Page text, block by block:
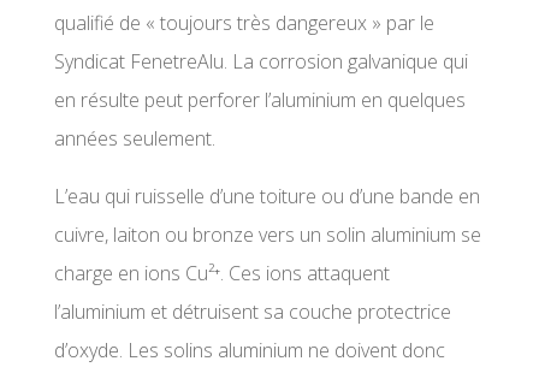
qualifié de « toujours très dangereux » par le
Syndicat FenetreAlu. La corrosion galvanique qui
en résulte peut perforer l’aluminium en quelques
années seulement.
L’eau qui ruisselle d’une toiture ou d’une bande en
cuivre, laiton ou bronze vers un solin aluminium se
charge en ions Cu²⁺. Ces ions attaquent
l’aluminium et détruisent sa couche protectrice
d’oxyde. Les solins aluminium ne doivent donc